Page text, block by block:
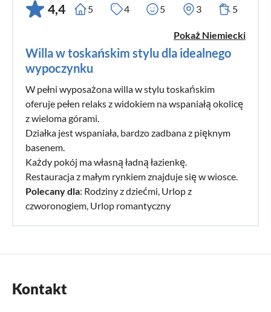
4,4 5 4 5 3 5
Pokaż Niemiecki
Willa w toskańskim stylu dla idealnego
wypoczynku
W pełni wyposażona willa w stylu toskańskim
oferuje pełen relaks z widokiem na wspaniałą okolicę
z wieloma górami.
Działka jest wspaniała, bardzo zadbana z pięknym
basenem.
Każdy pokój ma własną ładną łazienkę.
Restauracja z małym rynkiem znajduje się w wiosce.
Polecany dla: Rodziny z dziećmi, Urlop z
czworonogiem, Urlop romantyczny
Kontakt